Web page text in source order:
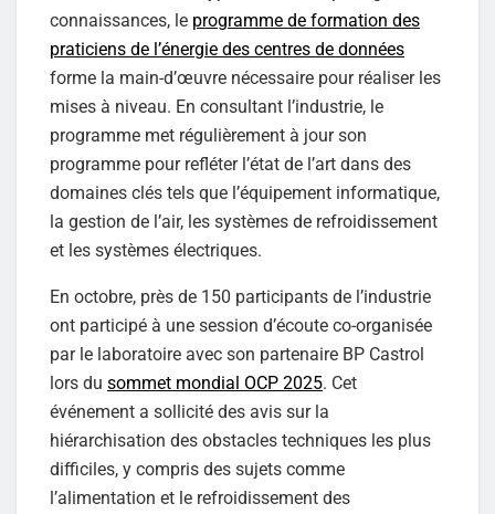
connaissances, le programme de formation des
praticiens de l’énergie des centres de données
forme la main-d’œuvre nécessaire pour réaliser les
mises à niveau. En consultant l’industrie, le
programme met régulièrement à jour son
programme pour refléter l’état de l’art dans des
domaines clés tels que l’équipement informatique,
la gestion de l’air, les systèmes de refroidissement
et les systèmes électriques.
En octobre, près de 150 participants de l’industrie
ont participé à une session d’écoute co-organisée
par le laboratoire avec son partenaire BP Castrol
lors du sommet mondial OCP 2025. Cet
événement a sollicité des avis sur la
hiérarchisation des obstacles techniques les plus
difficiles, y compris des sujets comme
l’alimentation et le refroidissement des